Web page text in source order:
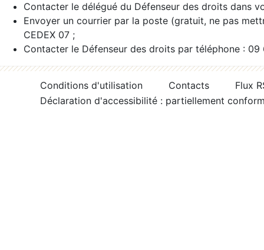
Contacter le délégué du Défenseur des droits dans
Envoyer un courrier par la poste (gratuit, ne pas
CEDEX 07 ;
Contacter le Défenseur des droits par téléphone :
Conditions d'utilisation Contacts
Flux
Déclaration d'accessibilité : partiellement